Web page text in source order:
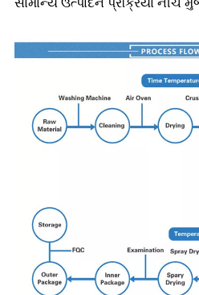
સામાન્ય ઉત્પાદન પ્રક્રિયા નીચે